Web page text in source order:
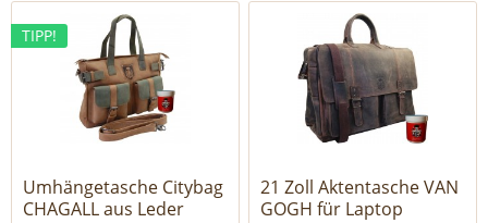
TIPP!
Umhängetasche Citybag
CHAGALL aus Leder
21 Zoll Aktentasche VAN
GOGH für Laptop